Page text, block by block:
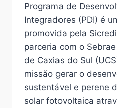
Programa de
Integradores (PDI) é
promovida pela
parceria com o
de Caxias do Sul
missão gerar o
sustentável e perene
solar fotovoltaica